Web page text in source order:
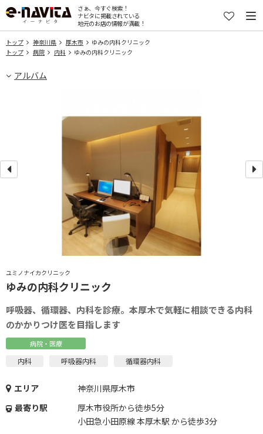
さぁ、今すぐ検索！
ナビタに掲載されている
地元のお店の情報が満載！
トップ 神奈川県 厚木市
ゆみの内科クリニック
トップ
病院 内科 ゆみの内科クリニック
アルバム
ユミノナイカクリニック
ゆみの内科クリニック
呼吸器、循環器、内科を診療。本厚木で気軽に相談できる内科
のかかりつけ医を目指します
病院・医療
内科 呼吸器内科 循環器内科
エリア
神奈川県厚木市
最寄り駅
厚木市役所から徒歩5分
小田急小田原線 本厚木駅 から徒歩3分